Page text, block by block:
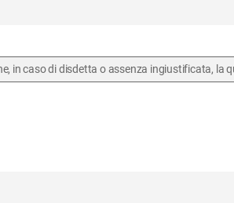
in caso di disdetta o assenza ingiustificata, la